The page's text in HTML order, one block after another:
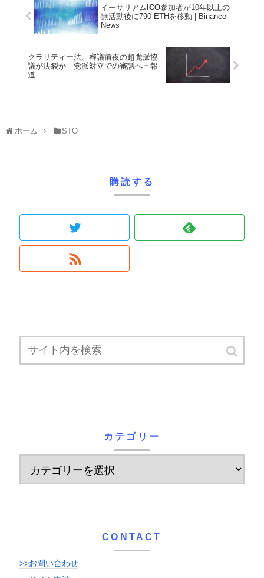
イーサリアム ICO参加者が10年以上の
無活動後に790 ETHを移動 | Binance
News
クラリティー法、審議前夜の超党派協
議が決裂か 党派対立での審議へ＝報
道
ホーム STO
購読する
カテゴリー
CONTACT
>>お問い合わせ